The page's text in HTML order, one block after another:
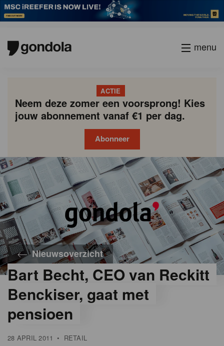
menu
ACTIE
Neem deze zomer een voorsprong! Kies
jouw abonnement vanaf €1 per dag.
Abonneer
Nieuwsoverzicht
Bart Becht, CEO van Reckitt
Benckiser, gaat met
pensioen
28 APRIL 2011 • RETAIL
Gondola
academy
Gondola
society